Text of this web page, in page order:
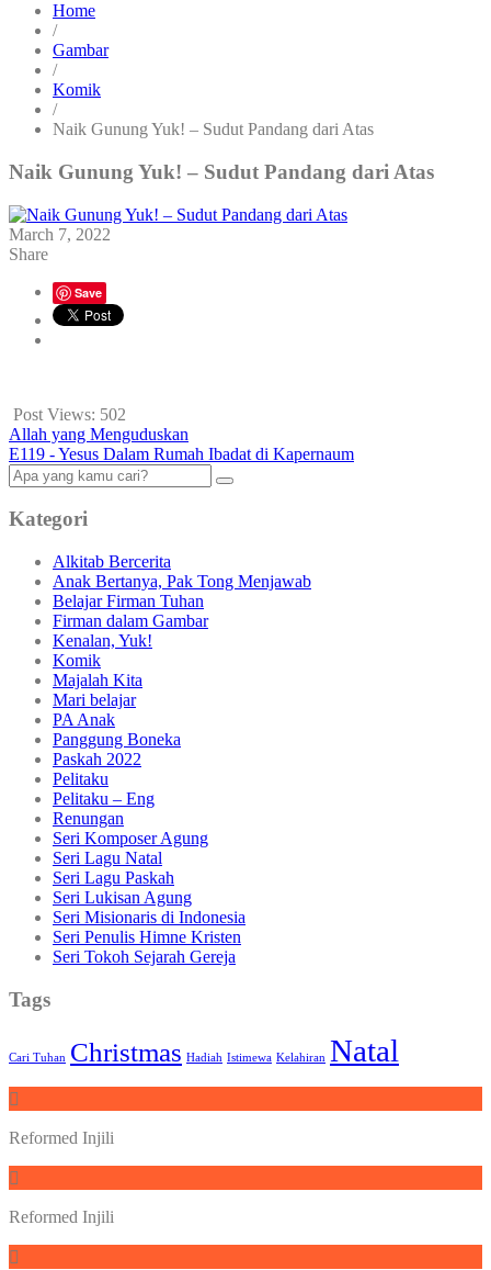
Home
/
Gambar
/
Komik
/
Naik Gunung Yuk! – Sudut Pandang dari Atas
Naik Gunung Yuk! – Sudut Pandang dari Atas
March 7, 2022
Share
Save
Post Views: 502
Allah yang Menguduskan
E119 - Yesus Dalam Rumah Ibadat di Kapernaum
Kategori
Alkitab Bercerita
Anak Bertanya, Pak Tong Menjawab
Belajar Firman Tuhan
Firman dalam Gambar
Kenalan, Yuk!
Komik
Majalah Kita
Mari belajar
PA Anak
Panggung Boneka
Paskah 2022
Pelitaku
Pelitaku – Eng
Renungan
Seri Komposer Agung
Seri Lagu Natal
Seri Lagu Paskah
Seri Lukisan Agung
Seri Misionaris di Indonesia
Seri Penulis Himne Kristen
Seri Tokoh Sejarah Gereja
Tags
Cari Tuhan Christmas Hadiah Istimewa Kelahiran Natal
Reformed Injili
Reformed Injili